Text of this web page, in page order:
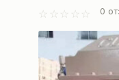
0